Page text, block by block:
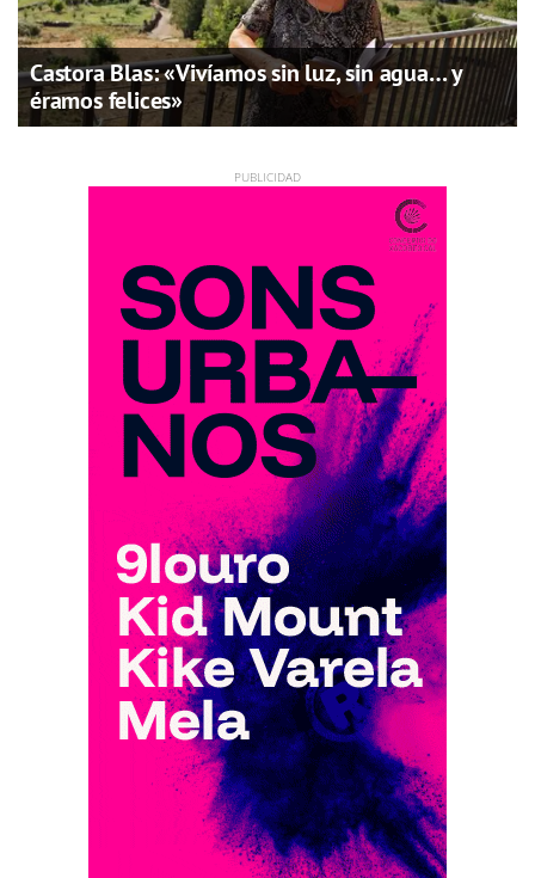
Castora Blas: «Vivíamos sin luz, sin agua… y
éramos felices»